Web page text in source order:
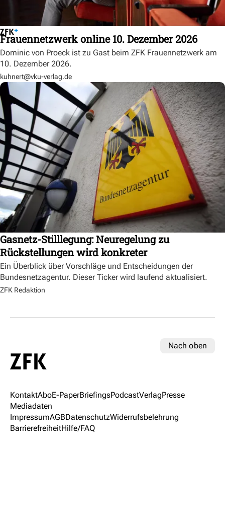
Frauennetzwerk online 10. Dezember 2026
Dominic von Proeck ist zu Gast beim ZFK Frauennetzwerk am
10. Dezember 2026.
kuhnert@vku-verlag.de
Gasnetz-Stilllegung: Neuregelung zu
Rückstellungen wird konkreter
Ein Überblick über Vorschläge und Entscheidungen der
Bundesnetzagentur. Dieser Ticker wird laufend aktualisiert.
ZFK Redaktion
Nach oben
KontaktAboE-PaperBriefingsPodcastVerlagPresse
Mediadaten
ImpressumAGBDatenschutzWiderrufsbelehrung
BarrierefreiheitHilfe/FAQ